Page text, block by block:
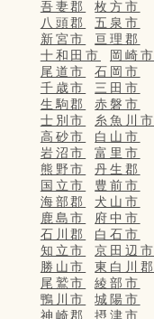
吾妻郡
枚方市
八頭郡
五泉市
新宮市
亘理郡
十和田市
岡崎市
尾道市
石岡市
千歳市
三田市
生駒郡
赤磐市
士別市
糸魚川市
高砂市
白山市
岩沼市
富里市
熊野市
丹生郡
国立市
豊前市
海部郡
犬山市
鹿島市
府中市
石川郡
白石市
知立市
京田辺市
勝山市
東白川郡
尾鷲市
綾部市
鴨川市
城陽市
神崎郡
摂津市